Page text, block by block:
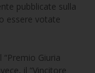
pubblicate sulla
essere votate
Giuria
il “Vincitore